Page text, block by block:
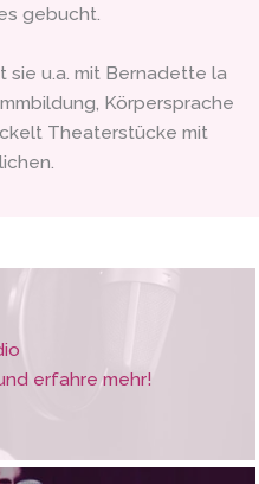
gebucht.
sie u.a. mit Bernadette la
Körpersprache
Theaterstücke mit
erfahre mehr!